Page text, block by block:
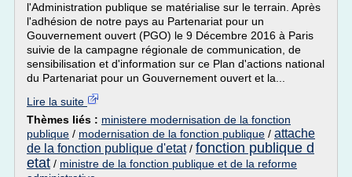
l'Administration publique se matérialise sur le terrain. Après
l'adhésion de notre pays au Partenariat pour un
Gouvernement ouvert (PGO) le 9 Décembre 2016 à Paris
suivie de la campagne régionale de communication, de
sensibilisation et d'information sur ce Plan d'actions national
du Partenariat pour un Gouvernement ouvert et la...
Lire la suite
Thèmes liés : ministere modernisation de la fonction
publique / modernisation de la fonction publique / attache
de la fonction publique d'etat/ fonction publique d
etat / ministre de la fonction publique et de la reforme